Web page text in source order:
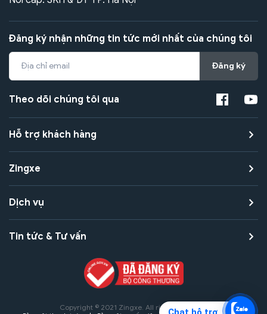
Đăng ký nhận những tin tức mới nhất của chúng tôi
Đăng ký
Theo dõi chúng tôi qua
Hỗ trợ khách hàng
Zingxe
Dịch vụ
Tin tức & Tư vấn
Copyright © 2021 Zingxe. All rights reserved